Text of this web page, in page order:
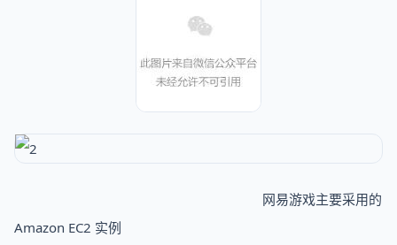
网易游戏主要采用的
Amazon EC2 实例